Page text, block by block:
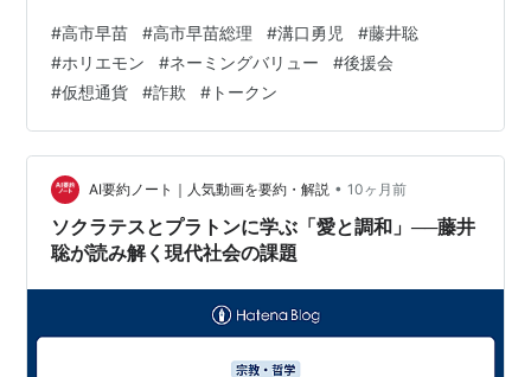
のネーミングバリューを見込んで買った層が損をする結
果になっていてやっぱりこの手の仮想通貨は胡散臭いも
のが多いですよね
#高市早苗 #高市早苗総理 #溝口勇児 #藤井聡
#ホリエモン #ネーミングバリュー #後援会
#仮想通貨 #詐欺 # トークン
AI要約ノート｜人気動画を要約・解説 • 10ヶ月前
ソクラテスとプラトンに学ぶ「愛と調和」──藤井
聡が読み解く現代社会の課題